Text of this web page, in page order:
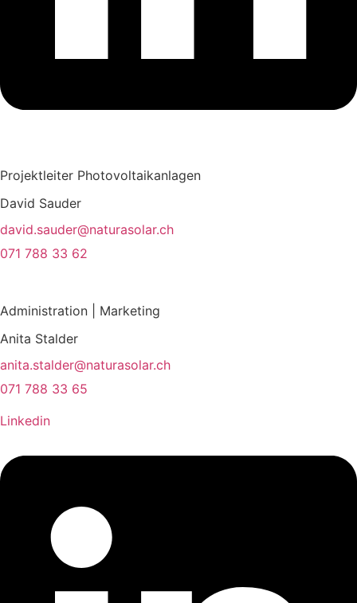
Projektleiter Photovoltaikanlagen
David Sauder
david.sauder@naturasolar.ch
071 788 33 62
Administration | Marketing
Anita Stalder
anita.stalder@naturasolar.ch
071 788 33 65
Linkedin